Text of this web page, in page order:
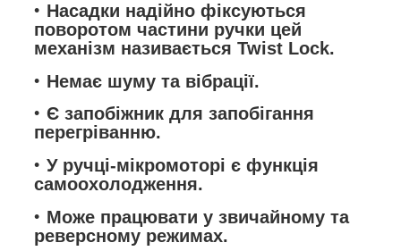
Насадки надійно фіксуються
поворотом частини ручки цей
механізм називається Twist Lock.
Немає шуму та вібрації.
Є запобіжник для запобігання
перегріванню.
У ручці-мікромоторі є функція
самоохолодження.
Може працювати у звичайному та
реверсному режимах.